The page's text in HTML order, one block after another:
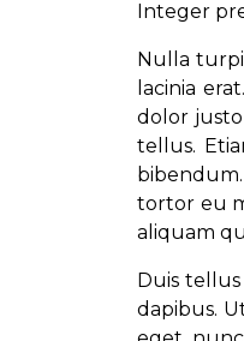
Integer
Nulla
lacinia
dolor
tellus.
tortor eu
aliquam
Duis
dapibus.